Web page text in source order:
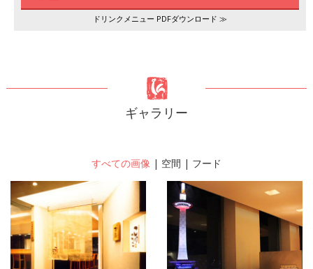
ドリンクメニュー PDFダウンロード ≫
ギャラリー
すべての画像 | 空間 | フード